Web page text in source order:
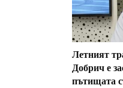
Летният
Добрич е
пътищата